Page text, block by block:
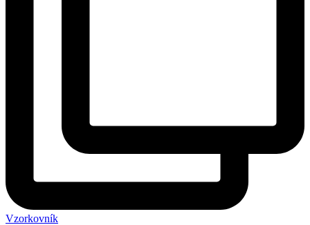
Vzorkovník